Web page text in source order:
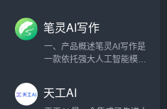
框架，避免创作时遇到的“卡
文”问题。人物塑造与对话编
排墨狐AI...
立之初即获得红杉中国、高
瓴资本等机构超5亿美元A轮
融资，估值突破30亿美元，
仰：专注通用人工智能
效且专业的PPT制作体验。
无论是商务演示、教育课
件、项目路演还是日常工作
的设计，帮助用户轻松创作
笔灵AI写作
一、产品概述笔灵AI写作是
一款依托强大人工智能模型
让创作更加轻松、愉悦。通
天工AI